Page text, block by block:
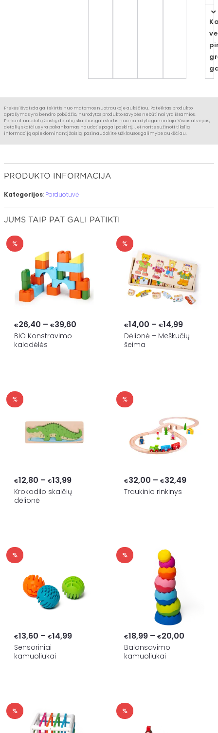
Prekės išvaizda gali skirtis nuo matomos nuotraukoje aukščiau. Pateiktas produkto
aprašymas yra bendro pobūdžio, nurodytos produkto savybės nebūtinai yra išsamios.
Perkant naudotą žaislą, detalių skaičius gali skirtis nuo nurodyto gamintojo. Visais atvejais,
detalių skaičius yra pakankamas naudotis pagal paskirtį. Jei norite sužinoti tikslią
informaciją apie dominantį žaislą, pasinaudokite užklausos galimybe aukščiau.
PRODUKTO INFORMACIJA
Kategorijos: Parduotuvė
JUMS TAIP PAT GALI PATIKTI
%
€26,40 – €39,60Price
BIO Konstravimo
kaladėlės
%
€14,00 – €14,99Price
range:
Dėlionė – Meškučių
šeima
%
€12,80 – €13,99Price
range:
Krokodilo skaičių
dėlionė
%
€32,00 – €32,49Price
Traukinio rinkinys
%
€13,60 – €14,99Price
Sensoriniai
kamuoliukai
%
€18,99 – €20,00Price
Balansavimo
kamuoliukai
% %